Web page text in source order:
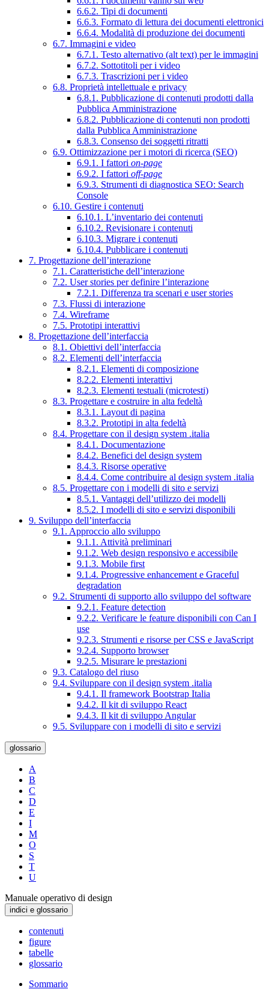
6.6.2. Tipi di documenti
6.6.3. Formato di lettura dei documenti elettronici
6.6.4. Modalità di produzione dei documenti
6.7. Immagini e video
6.7.1. Testo alternativo (alt text) per le immagini
6.7.2. Sottotitoli per i video
6.7.3. Trascrizioni per i video
6.8. Proprietà intellettuale e privacy
6.8.1. Pubblicazione di contenuti prodotti dalla
Pubblica Amministrazione
6.8.2. Pubblicazione di contenuti non prodotti
dalla Pubblica Amministrazione
6.8.3. Consenso dei soggetti ritratti
6.9. Ottimizzazione per i motori di ricerca (SEO)
6.9.1. I fattori on-page
6.9.2. I fattori off-page
6.9.3. Strumenti di diagnostica SEO: Search
Console
6.10. Gestire i contenuti
6.10.1. L’inventario dei contenuti
6.10.2. Revisionare i contenuti
6.10.3. Migrare i contenuti
6.10.4. Pubblicare i contenuti
7. Progettazione dell’interazione
7.1. Caratteristiche dell’interazione
7.2. User stories per definire l’interazione
7.2.1. Differenza tra scenari e user stories
7.3. Flussi di interazione
7.4. Wireframe
7.5. Prototipi interattivi
8. Progettazione dell’interfaccia
8.1. Obiettivi dell’interfaccia
8.2. Elementi dell’interfaccia
8.2.1. Elementi di composizione
8.2.2. Elementi interattivi
8.2.3. Elementi testuali (microtesti)
8.3. Progettare e costruire in alta fedeltà
8.3.1. Layout di pagina
8.3.2. Prototipi in alta fedeltà
8.4. Progettare con il design system .italia
8.4.1. Documentazione
8.4.2. Benefici del design system
8.4.3. Risorse operative
8.4.4. Come contribuire al design system .italia
8.5. Progettare con i modelli di sito e servizi
8.5.1. Vantaggi dell’utilizzo dei modelli
8.5.2. I modelli di sito e servizi disponibili
9. Sviluppo dell’interfaccia
9.1. Approccio allo sviluppo
9.1.1. Attività preliminari
9.1.2. Web design responsivo e accessibile
9.1.3. Mobile first
9.1.4. Progressive enhancement e Graceful
degradation
9.2. Strumenti di supporto allo sviluppo del software
9.2.1. Feature detection
9.2.2. Verificare le feature disponibili con Can I
use
9.2.3. Strumenti e risorse per CSS e JavaScript
9.2.4. Supporto browser
9.2.5. Misurare le prestazioni
9.3. Catalogo del riuso
9.4. Sviluppare con il design system .italia
9.4.1. Il framework Bootstrap Italia
9.4.2. Il kit di sviluppo React
9.4.3. Il kit di sviluppo Angular
9.5. Sviluppare con i modelli di sito e servizi
glossario
A
B
C
D
E
I
M
O
S
T
U
Manuale operativo di design
indici e glossario
contenuti
figure
tabelle
glossario
Sommario